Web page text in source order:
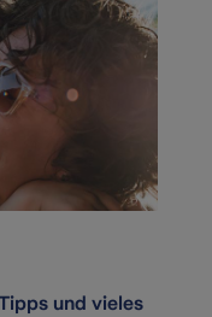
und vieles